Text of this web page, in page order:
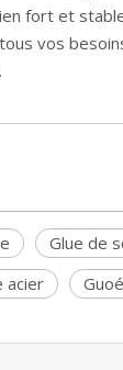
fort et
vos
Glue de
acier